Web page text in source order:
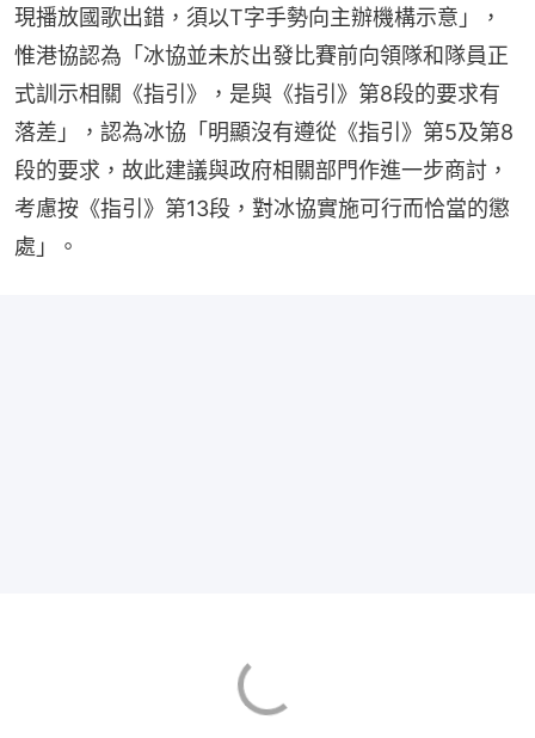
現播放國歌出錯，須以T字手勢向主辦機構示意」，
惟港協認為「冰協並未於出發比賽前向領隊和隊員正
式訓示相關《指引》，是與《指引》第8段的要求有
落差」，認為冰協「明顯沒有遵從《指引》第5及第8
段的要求，故此建議與政府相關部門作進一步商討，
考慮按《指引》第13段，對冰協實施可行而恰當的懲
處」。